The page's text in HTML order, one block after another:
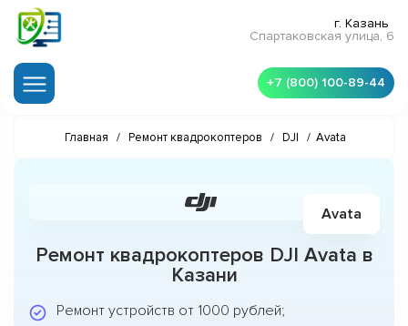
г. Казань
Спартаковская улица, 6
+7 (800) 100-89-44
Главная / Ремонт квадрокоптеров / DJI / Avata
Ремонт квадрокоптеров DJI Avata в
Казани
Ремонт устройств от 1000 рублей;
Avata